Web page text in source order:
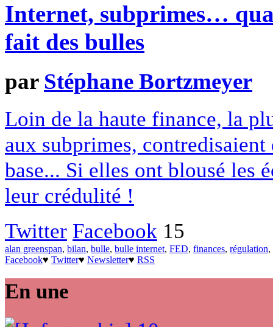
Internet, subprimes…
fait des bulles
par Stéphane Bortzmeyer
Loin de la haute finance, la
aux subprimes,
base... Si elles ont blousé les
leur crédulité !
Twitter Facebook 15
alan greenspan, bilan, bulle, bulle internet, FED, finances, régulation,
Facebook♥ Twitter♥ Newsletter♥ RSS
En une